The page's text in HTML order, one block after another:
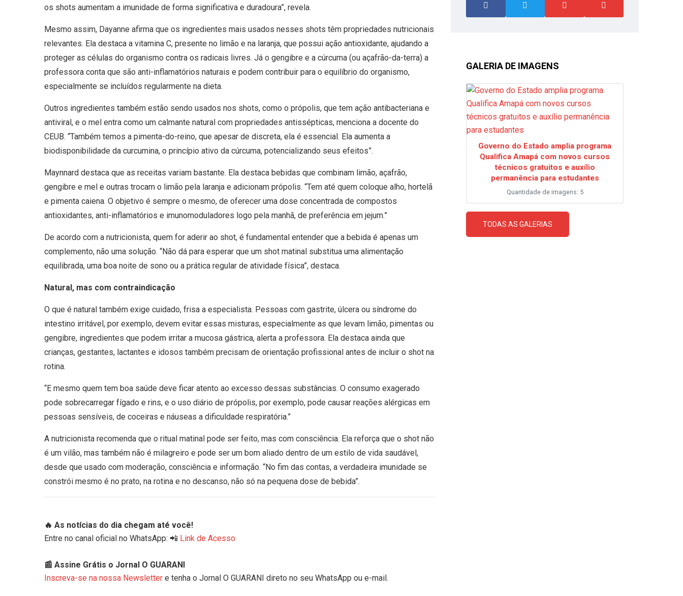
os shots aumentam a imunidade de forma significativa e duradoura”, revela.
Mesmo assim, Dayanne afirma que os ingredientes mais usados nesses shots têm propriedades nutricionais
relevantes. Ela destaca a vitamina C, presente no limão e na laranja, que possui ação antioxidante, ajudando a
proteger as células do organismo contra os radicais livres. Já o gengibre e a cúrcuma (ou açafrão-da-terra) a
professora conta que são anti-inflamatórios naturais e podem contribuir para o equilíbrio do organismo,
especialmente se incluídos regularmente na dieta.
Outros ingredientes também estão sendo usados nos shots, como o própolis, que tem ação antibacteriana e
antiviral, e o mel entra como um calmante natural com propriedades antissépticas, menciona a docente do
CEUB. “Também temos a pimenta-do-reino, que apesar de discreta, ela é essencial. Ela aumenta a
biodisponibilidade da curcumina, o princípio ativo da cúrcuma, potencializando seus efeitos”.
Maynnard destaca que as receitas variam bastante. Ela destaca bebidas que combinam limão, açafrão,
gengibre e mel e outras trocam o limão pela laranja e adicionam própolis. “Tem até quem coloque alho, hortelã
e pimenta caiena. O objetivo é sempre o mesmo, de oferecer uma dose concentrada de compostos
antioxidantes, anti-inflamatórios e imunomoduladores logo pela manhã, de preferência em jejum.”
De acordo com a nutricionista, quem for aderir ao shot, é fundamental entender que a bebida é apenas um
complemento, não uma solução. “Não dá para esperar que um shot matinal substitua uma alimentação
equilibrada, uma boa noite de sono ou a prática regular de atividade física”, destaca.
Natural, mas com contraindicação
O que é natural também exige cuidado, frisa a especialista. Pessoas com gastrite, úlcera ou síndrome do
intestino irritável, por exemplo, devem evitar essas misturas, especialmente as que levam limão, pimentas ou
gengibre, ingredientes que podem irritar a mucosa gástrica, alerta a professora. Ela destaca ainda que
crianças, gestantes, lactantes e idosos também precisam de orientação profissional antes de incluir o shot na
rotina.
“E mesmo quem tem boa saúde deve ficar atento ao excesso dessas substâncias. O consumo exagerado
pode sobrecarregar fígado e rins, e o uso diário de própolis, por exemplo, pode causar reações alérgicas em
pessoas sensíveis, de coceiras e náuseas a dificuldade respiratória.”
A nutricionista recomenda que o ritual matinal pode ser feito, mas com consciência. Ela reforça que o shot não
é um vilão, mas também não é milagreiro e pode ser um bom aliado dentro de um estilo de vida saudável,
desde que usado com moderação, consciência e informação. “No fim das contas, a verdadeira imunidade se
constrói mesmo é no prato, na rotina e no descanso, não só na pequena dose de bebida”.
🔥 As notícias do dia chegam até você!
Entre no canal oficial no WhatsApp: 📲 Link de Acesso
📰 Assine Grátis o Jornal O GUARANI
Inscreva-se na nossa Newsletter e tenha o Jornal O GUARANI direto no seu WhatsApp ou e-mail.
GALERIA DE IMAGENS
Governo do Estado amplia programa
Qualifica Amapá com novos cursos
técnicos gratuitos e auxílio
permanência para estudantes
Quantidade de imagens: 5
TODAS AS GALERIAS